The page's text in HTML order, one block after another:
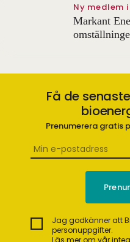
Ny medlem
Markant
Få de
Prenumerera gratis
Jag godkänner att
personuppgifter.
Läs mer om vår